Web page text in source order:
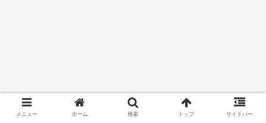
メニュー ホーム 検索 トップ サイドバー